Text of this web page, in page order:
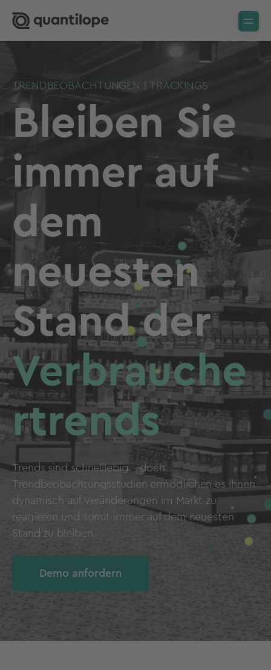
TRENDBEOBACHTUNGEN | TRACKINGS
Bleiben Sie
immer auf
dem
neuesten
Stand der
Verbrauche
rtrends
Trends sind schnelllebig – doch
Trendbeobachtungsstudien ermöglichen es Ihnen
dynamisch auf Veränderungen im Markt zu
reagieren und somit immer auf dem neuesten
Stand zu bleiben.
Demo anfordern